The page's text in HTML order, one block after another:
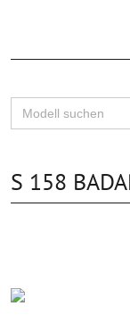
Search
for:
S 158